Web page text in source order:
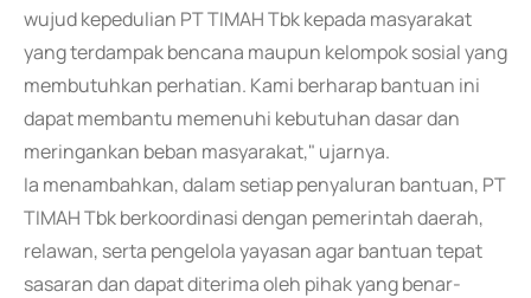
wujud kepedulian PT TIMAH Tbk kepada masyarakat
yang terdampak bencana maupun kelompok sosial yang
membutuhkan perhatian. Kami berharap bantuan ini
dapat membantu memenuhi kebutuhan dasar dan
meringankan beban masyarakat," ujarnya.
Ia menambahkan, dalam setiap penyaluran bantuan, PT
TIMAH Tbk berkoordinasi dengan pemerintah daerah,
relawan, serta pengelola yayasan agar bantuan tepat
sasaran dan dapat diterima oleh pihak yang benar-